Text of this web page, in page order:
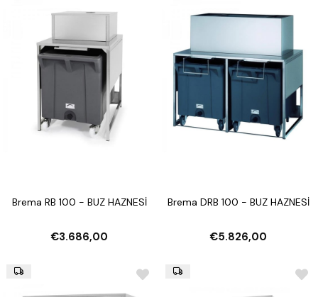
Brema RB 100 - BUZ HAZNESİ
€3.686,00
Brema DRB 100 - BUZ HAZNESİ
€5.826,00